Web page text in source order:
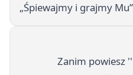
„Śpiewajmy i grajmy
Zanim powiesz